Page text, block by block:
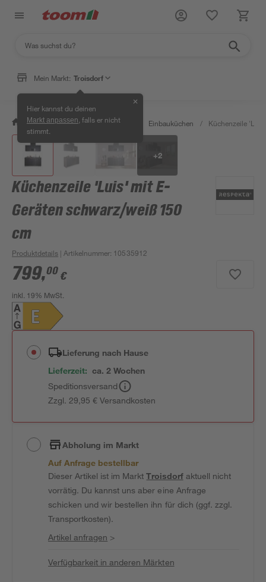
Mein Markt: Troisdorf
Hier kannst du deinen
Markt anpassen , falls er nicht
stimmt.
✕
/ Wohnen & Haushalt / Küche Einbauküchen / Küchenzeile
+2
Küchenzeile 'Luis' mit E-
Geräten schwarz/weiß 150
cm
Produktdetails | Artikelnummer: 10535912
799,00 €
inkl. 19% MwSt.
Lieferung nach Hause
Lieferzeit: ca. 2 Wochen
Speditionsversand
Zzgl. 29,95 € Versandkosten
Abholung im Markt
Auf Anfrage bestellbar
Dieser Artikel ist im MarktTroisdorfaktuell nicht
vorrätig. Du kannst uns aber eine Anfrage
schicken und wir bestellen ihn für dich (ggf. zzgl.
Transportkosten).
Artikel anfragen >
Verfügbarkeit in anderen Märkten